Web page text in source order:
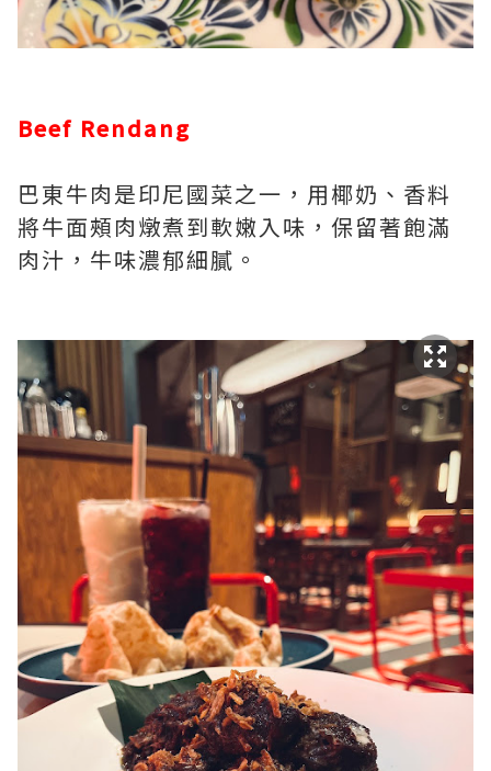
Beef Rendang
巴東牛肉是印尼國菜之一，用椰奶、香料
將牛面頰肉燉煮到軟嫩入味，保留著飽滿
肉汁，牛味濃郁細膩。